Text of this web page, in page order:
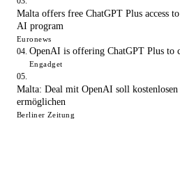
Malta offers free ChatGPT Plus access
AI program
Euronews
OpenAI is offering ChatGPT Plus to
Engadget
Malta: Deal mit OpenAI soll
ermöglichen
Berliner Zeitung